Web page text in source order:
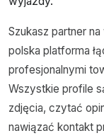
Szukasz partner
polska platforma
profesjonalnymi
Wszystkie profile
zdjęcia, czytać
nawiązać kontakt